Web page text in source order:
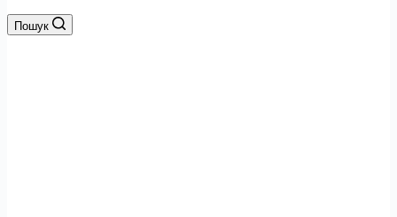
Пошук